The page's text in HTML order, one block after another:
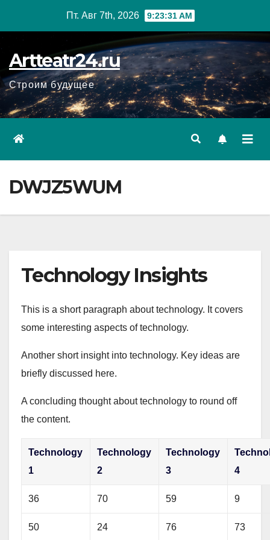
Пт. Авг 7th, 2026 9:23:32 AM
Artteatr24.ru
Строим будущее
DWJZ5WUM
Technology Insights
This is a short paragraph about technology. It covers
some interesting aspects of technology.
Another short insight into technology. Key ideas are
briefly discussed here.
A concluding thought about technology to round off
the content.
Technology
1
Technology
2
Technology
3
4
36 70 59 9
50 24 76 73